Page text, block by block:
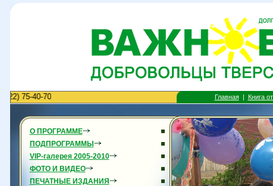
75-40-70 Главная| Книга
О ПРОГРАММЕ
ПОДПРОГРАММЫ
VIP-галерея 2005-2010
ФОТО И ВИДЕО
ПЕЧАТНЫЕ ИЗДАНИЯ